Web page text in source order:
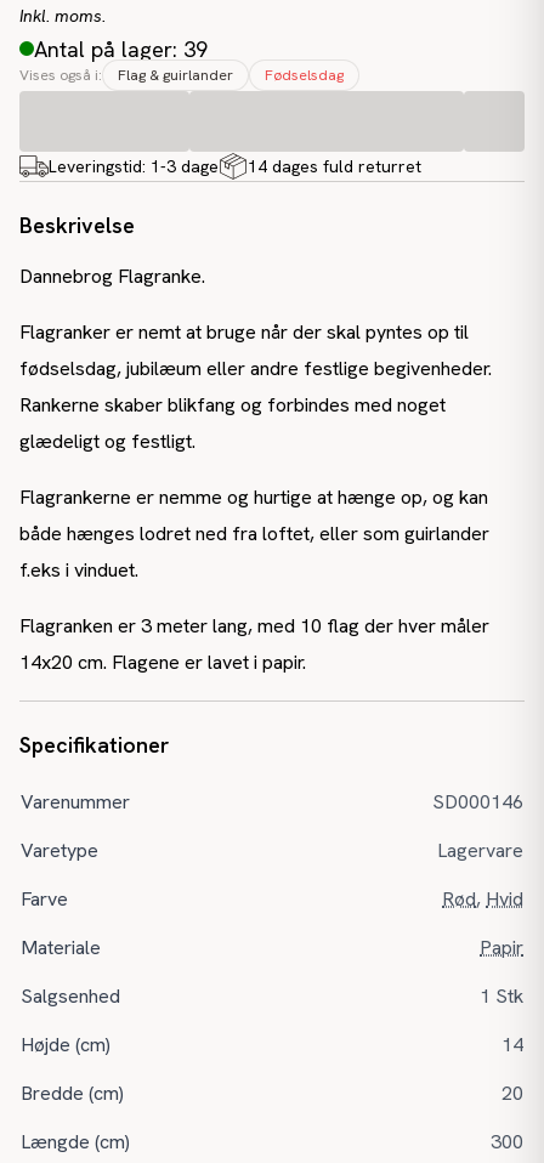
Inkl. moms.
Antal på lager: 39
Vises også i: Flag & guirlander Fødselsdag
Leveringstid: 1-3 dage 14 dages fuld returret
Beskrivelse
Dannebrog Flagranke.
Flagranker er nemt at bruge når der skal pyntes op til
fødselsdag, jubilæum eller andre festlige begivenheder.
Rankerne skaber blikfang og forbindes med noget
glædeligt og festligt.
Flagrankerne er nemme og hurtige at hænge op, og kan
både hænges lodret ned fra loftet, eller som guirlander
f.eks i vinduet.
Flagranken er 3 meter lang, med 10 flag der hver måler
14x20 cm. Flagene er lavet i papir.
Specifikationer
Varenummer
SD000146
Varetype
Lagervare
Farve
Rød, Hvid
Materiale
Papir
Salgsenhed
1 Stk
Højde (cm)
14
Bredde (cm)
20
Længde (cm)
300